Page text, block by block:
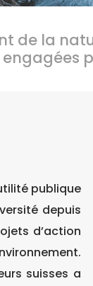
de la
publique
depuis
d’action
suisses a